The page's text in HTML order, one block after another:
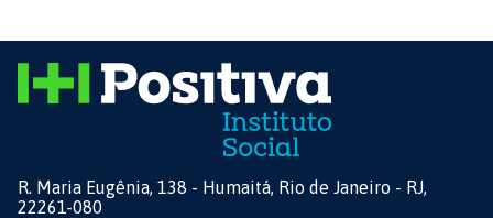
R. Maria Eugênia, 138 - Humaitá, Rio de Janeiro - RJ,
22261-080